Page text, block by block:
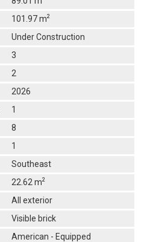
101.97 m2
Under Construction
3
2
2026
1
8
1
Southeast
22.62 m2
All exterior
Visible brick
American - Equipped